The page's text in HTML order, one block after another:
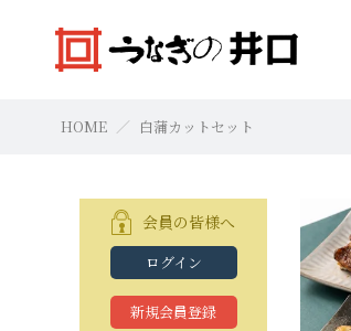
焼きたて本格白焼セット
浜名湖産蒲焼セット「井口の誉」
焼きたて本格白焼セット
HOME 白蒲カットセット
会員の皆様へ
ログイン
新規会員登録